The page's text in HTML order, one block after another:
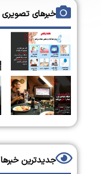
خبرهای تصویری
جدیدترین خبرها